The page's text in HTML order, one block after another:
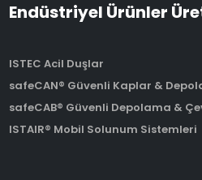
Endüstriyel Ürünler
ISTEC Acil Duşlar
safeCAN® Güvenli Kaplar &
safeCAB® Güvenli Depolama &
ISTAIR® Mobil Solunum Sistemleri